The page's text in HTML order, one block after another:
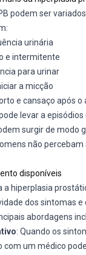
podem ser
urinária
e intermitente
para urinar
a micção
e cansaço após o
levar a
surgir de modo
não percebam
disponíveis
hiperplasia
dos sintomas e
abordagens
: Quando os
um médico